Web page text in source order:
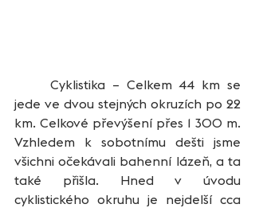
jede ve dvou stejných okruzích po 22
km. Celkové převýšení přes 1 300 m.
Vzhledem k sobotnímu dešti jsme
všichni očekávali bahenní lázeň, a ta
také přišla. Hned v úvodu
cyklistického okruhu je nejdelší cca